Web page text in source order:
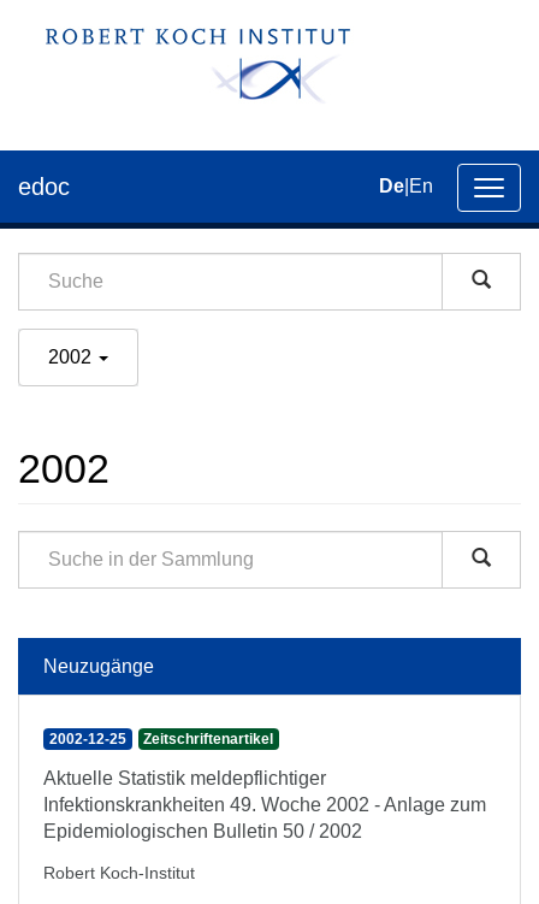
der
edoc De En
2002
2002
Neuzugänge
2002-12-25 Zeitschriftenartikel
Aktuelle Statistik meldepflichtiger
Infektionskrankheiten 49. Woche 2002 - Anlage zum
Epidemiologischen Bulletin 50 / 2002
Robert Koch-Institut